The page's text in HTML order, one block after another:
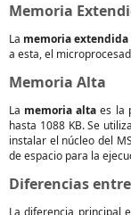
Memoria
La memoria extendida
a esta, el
Memoria Alta
La memoria alta es la
hasta 1088 KB. Se
instalar el núcleo del
de espacio para la
Diferencias entre
La diferencia principal